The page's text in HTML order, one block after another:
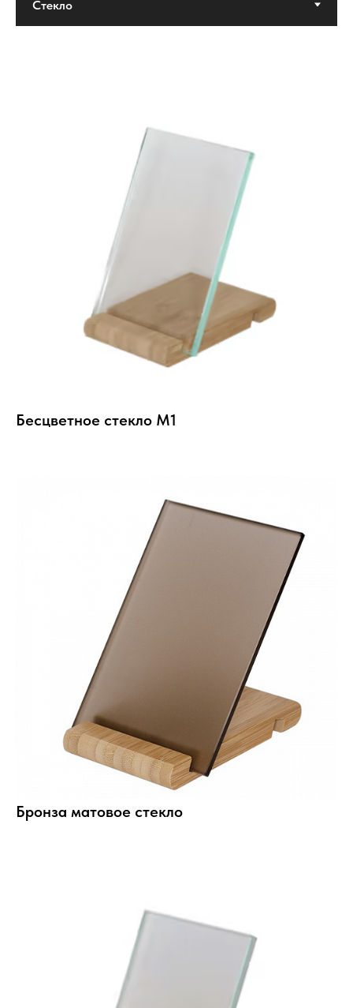
Бесцветное стекло М1
Бронза матовое стекло